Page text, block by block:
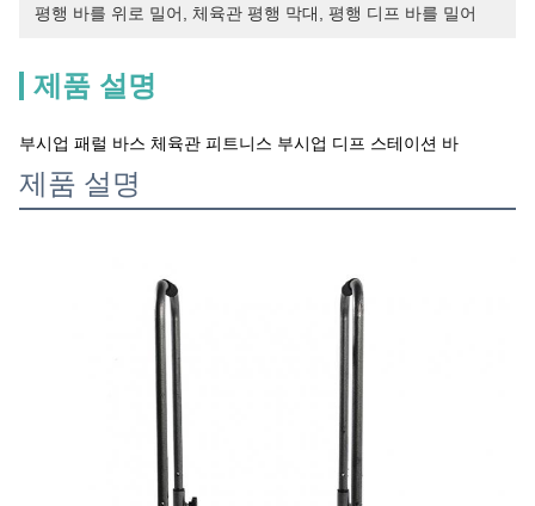
평행 바를 위로 밀어
체육관 평행 막대 평행 디프 바를 밀어
제품 설명
부시업 패럴 바스 체육관 피트니스 부시업 디프 스테이션 바
제품 설명